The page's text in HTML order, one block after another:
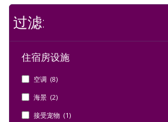
过滤:
住宿房设施
空调 (8)
海景 (2)
接受宠物 (1)